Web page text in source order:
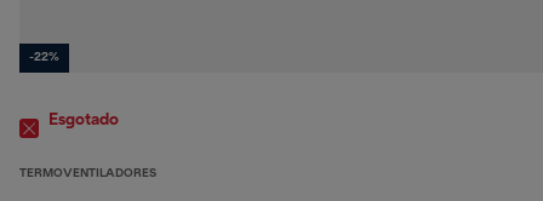
-22%
Esgotado
TERMOVENTILADORES